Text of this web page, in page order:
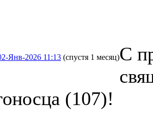
Янв-2026 11:13 (спустя 1 месяц)С
(107)!